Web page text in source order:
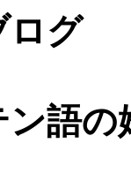
ログ
ン語の